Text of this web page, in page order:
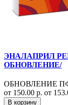
ЭНАЛАПРИЛ
ОБНОВЛЕНИЕ/
ОБНОВЛЕНИЕ
от 150.00 р. от
В корзину